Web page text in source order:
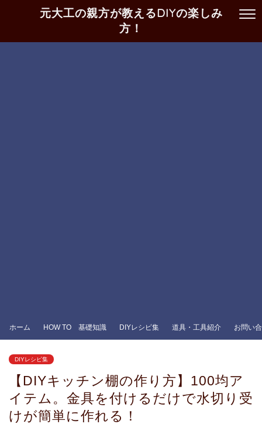
元大工の親方が教えるDIYの楽しみ
方！
ホーム HOW TO 基礎知識 DIYレシピ集 道具・工具紹介 お問い
DIYレシピ集
【DIYキッチン棚の作り方】100均ア
イテム。金具を付けるだけで水切り受
けが簡単に作れる！